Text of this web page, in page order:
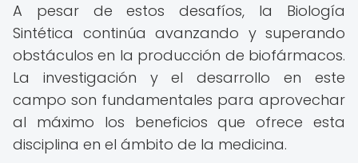
A pesar de estos desafíos, la Biología
Sintética continúa avanzando y superando
obstáculos en la producción de biofármacos.
La investigación y el desarrollo en este
campo son fundamentales para aprovechar
al máximo los beneficios que ofrece esta
disciplina en el ámbito de la medicina.